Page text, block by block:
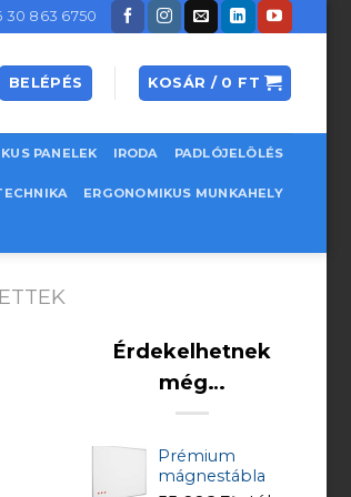
30 863 6750
BELÉPÉS KOSÁR / 0 FT
PANELEK IRODA PADLÓJELÖLÉS
ERGONOMIKUS MUNKAHELY
Érdekelhetnek
még…
Prémium
mágnestábla